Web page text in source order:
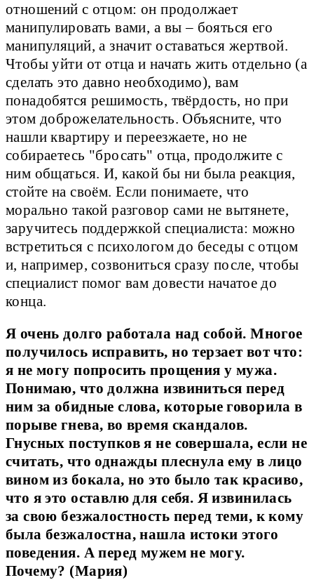
отношений с отцом: он продолжает
манипулировать вами, а вы – бояться его
манипуляций, а значит оставаться жертвой.
Чтобы уйти от отца и начать жить отдельно (а
сделать это давно необходимо), вам
понадобятся решимость, твёрдость, но при
этом доброжелательность. Объясните, что
нашли квартиру и переезжаете, но не
собираетесь "бросать" отца, продолжите с
ним общаться. И, какой бы ни была реакция,
стойте на своём. Если понимаете, что
морально такой разговор сами не вытянете,
заручитесь поддержкой специалиста: можно
встретиться с психологом до беседы с отцом
и, например, созвониться сразу после, чтобы
специалист помог вам довести начатое до
конца.
Я очень долго работала над собой. Многое
получилось исправить, но терзает вот что:
я не могу попросить прощения у мужа.
Понимаю, что должна извиниться перед
ним за обидные слова, которые говорила в
порыве гнева, во время скандалов.
Гнусных поступков я не совершала, если не
считать, что однажды плеснула ему в лицо
вином из бокала, но это было так красиво,
что я это оставлю для себя. Я извинилась
за свою безжалостность перед теми, к кому
была безжалостна, нашла истоки этого
поведения. А перед мужем не могу.
Почему? (Мария)